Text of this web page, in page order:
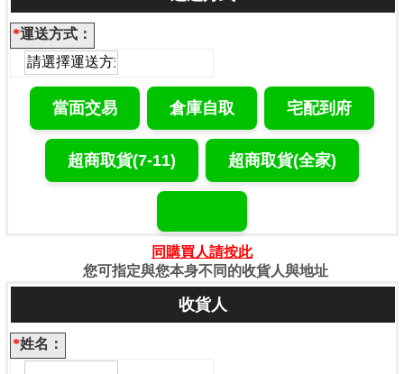
*運送方式：
同購買人請按此
您可指定與您本身不同的收貨人與地址
收貨人
*姓名：